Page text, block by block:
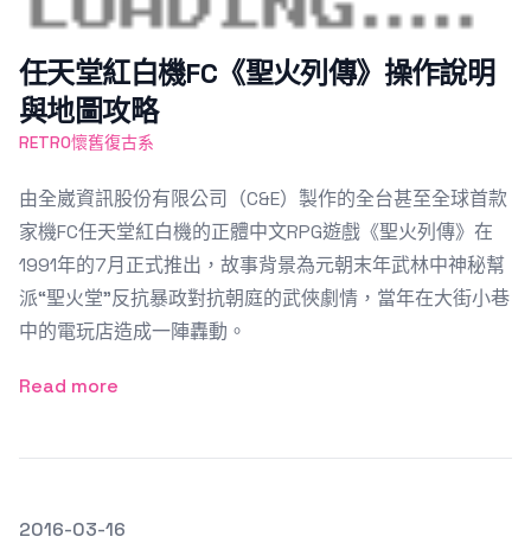
任天堂紅白機FC《聖火列傳》操作說明
與地圖攻略
RETRO懷舊復古系
由全崴資訊股份有限公司（C&E）製作的全台甚至全球首款
家機FC任天堂紅白機的正體中文RPG遊戲《聖火列傳》在
1991年的7月正式推出，故事背景為元朝末年武林中神秘幫
派“聖火堂”反抗暴政對抗朝庭的武俠劇情，當年在大街小巷
中的電玩店造成一陣轟動。
Read more
發文於
2016-03-16